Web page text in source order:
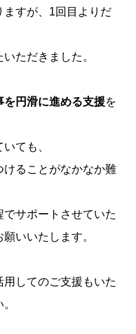
ますが、1回目よりだ
ただきました。
を円滑に進める支援を
ても、
けることがなかなか難
サポートさせていた
いいたします。
してのご支援もいた